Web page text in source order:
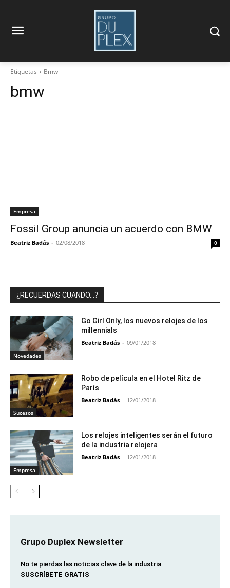
Etiquetas Bmw
bmw
Empresa
Fossil Group anuncia un acuerdo con BMW
Beatriz Badás - 02/08/2018 0
¿RECUERDAS CUANDO…?
Novedades
Go Girl Only, los nuevos relojes de los
millennials
Beatriz Badás - 09/01/2018
Sucesos
Robo de película en el Hotel Ritz de
París
Beatriz Badás - 12/01/2018
Empresa
Los relojes inteligentes serán el futuro
de la industria relojera
Beatriz Badás - 12/01/2018
Grupo Duplex Newsletter
No te pierdas las noticias clave de la industria
SUSCRÍBETE GRATIS